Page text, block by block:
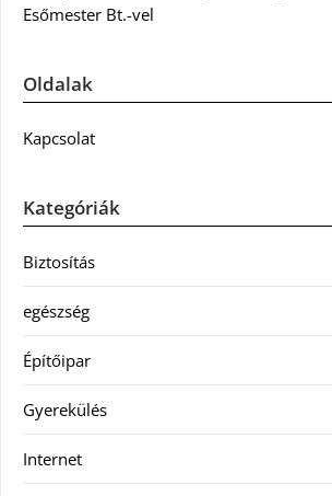
Esőmester Bt.-vel
Oldalak
Kapcsolat
Kategóriák
Biztosítás
egészség
Építőipar
Gyerekülés
Internet